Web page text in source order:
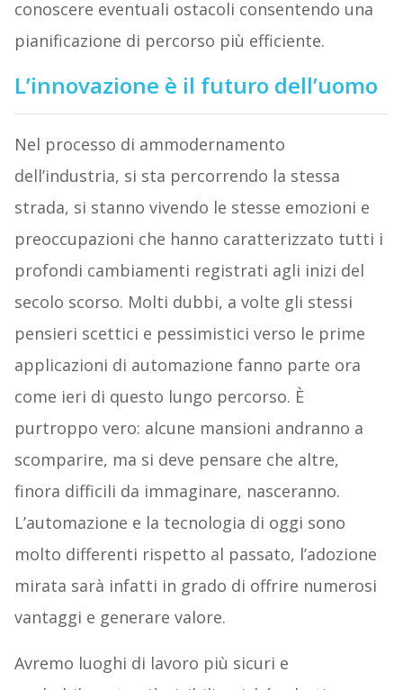
conoscere eventuali ostacoli consentendo una
pianificazione di percorso più efficiente.
L’innovazione è il futuro dell’uomo
Nel processo di ammodernamento
dell’industria, si sta percorrendo la stessa
strada, si stanno vivendo le stesse emozioni e
preoccupazioni che hanno caratterizzato tutti i
profondi cambiamenti registrati agli inizi del
secolo scorso. Molti dubbi, a volte gli stessi
pensieri scettici e pessimistici verso le prime
applicazioni di automazione fanno parte ora
come ieri di questo lungo percorso. È
purtroppo vero: alcune mansioni andranno a
scomparire, ma si deve pensare che altre,
finora difficili da immaginare, nasceranno.
L’automazione e la tecnologia di oggi sono
molto differenti rispetto al passato, l’adozione
mirata sarà infatti in grado di offrire numerosi
vantaggi e generare valore.
Avremo luoghi di lavoro più sicuri e